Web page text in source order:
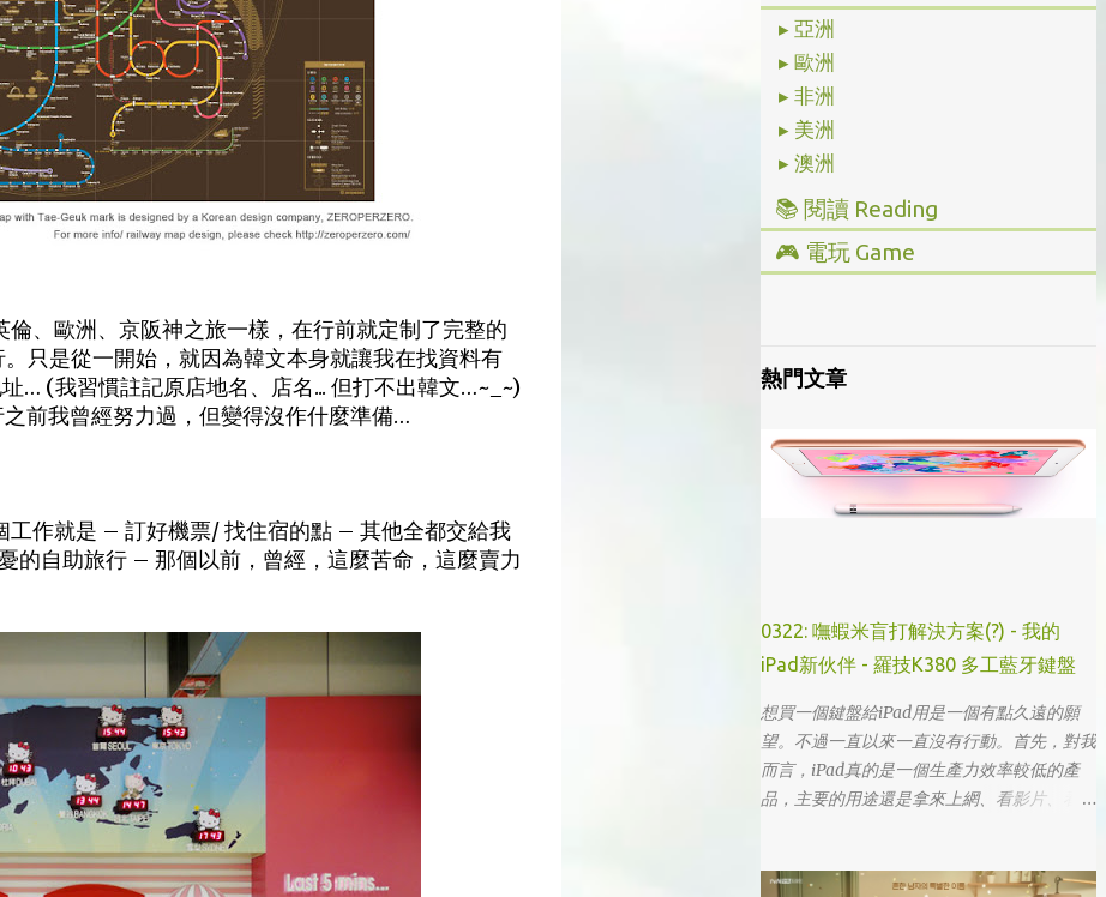
、歐洲、京阪神之旅一樣，在行前就定制了完整的
只是從一開始，就因為韓文本身就讓我在找資料有
… (我習慣註記原店地名、店名... 但打不出韓文…~_~)
前我曾經努力過，但變得沒作什麼準備…
作就是 – 訂好機票/ 找住宿的點 – 其他全都交給我
的自助旅行 – 那個以前，曾經，這麼苦命，這麼賣力
▸ 亞洲
▸ 歐洲
▸ 非洲
▸ 美洲
▸ 澳洲
📚 閱讀 Reading
▸ 投資理財
▸ 藝術設計
🎮 電玩 Game
熱門文章
0322: 嘸蝦米盲打解決方案(?) - 我的
iPad新伙伴 - 羅技K380 多工藍牙鍵盤
想買一個鍵盤給iPad用是一個有點久遠的願
望。不過一直以來一直沒有行動。首先，對我
而言，iPad真的是一個生產力效率較低的產
品，主要的用途還是拿來上網、看影片、看小
出不太想帶滑鼠，所以動作還是比較慢)，這